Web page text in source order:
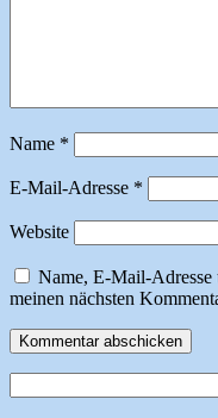
Name *
E-Mail-Adresse *
Website
Name, E-Mail-Adresse
meinen nächsten
nach: